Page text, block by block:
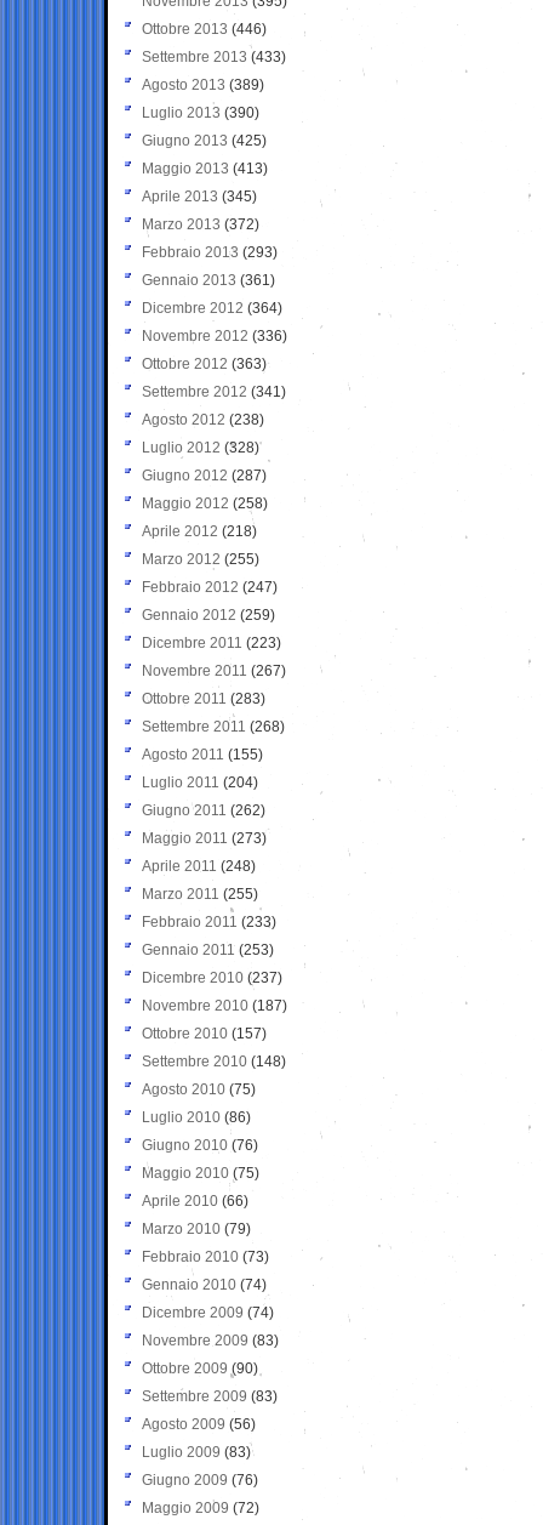
Ottobre 2013 (446)
Settembre 2013 (433)
Agosto 2013 (389)
Luglio 2013 (390)
Giugno 2013 (425)
Maggio 2013 (413)
Aprile 2013 (345)
Marzo 2013 (372)
Febbraio 2013 (293)
Gennaio 2013 (361)
Dicembre 2012 (364)
Novembre 2012 (336)
Ottobre 2012 (363)
Settembre 2012 (341)
Agosto 2012 (238)
Luglio 2012 (328)
Giugno 2012 (287)
Maggio 2012 (258)
Aprile 2012 (218)
Marzo 2012 (255)
Febbraio 2012 (247)
Gennaio 2012 (259)
Dicembre 2011 (223)
Novembre 2011 (267)
Ottobre 2011 (283)
Settembre 2011 (268)
Agosto 2011 (155)
Luglio 2011 (204)
Giugno 2011 (262)
Maggio 2011 (273)
Aprile 2011 (248)
Marzo 2011 (255)
Febbraio 2011 (233)
Gennaio 2011 (253)
Dicembre 2010 (237)
Novembre 2010 (187)
Ottobre 2010 (157)
Settembre 2010 (148)
Agosto 2010 (75)
Luglio 2010 (86)
Giugno 2010 (76)
Maggio 2010 (75)
Aprile 2010 (66)
Marzo 2010 (79)
Febbraio 2010 (73)
Gennaio 2010 (74)
Dicembre 2009 (74)
Novembre 2009 (83)
Ottobre 2009 (90)
Settembre 2009 (83)
Agosto 2009 (56)
Luglio 2009 (83)
Giugno 2009 (76)
Maggio 2009 (72)